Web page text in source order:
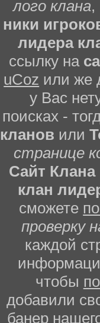
лого клана,
ники
лидера
ссылку на
uCoz или же
у Вас
поисках -
кланов или
странице
Сайт Клана
клан
сможете
проверку
каждой
чтобы
добавили
банер